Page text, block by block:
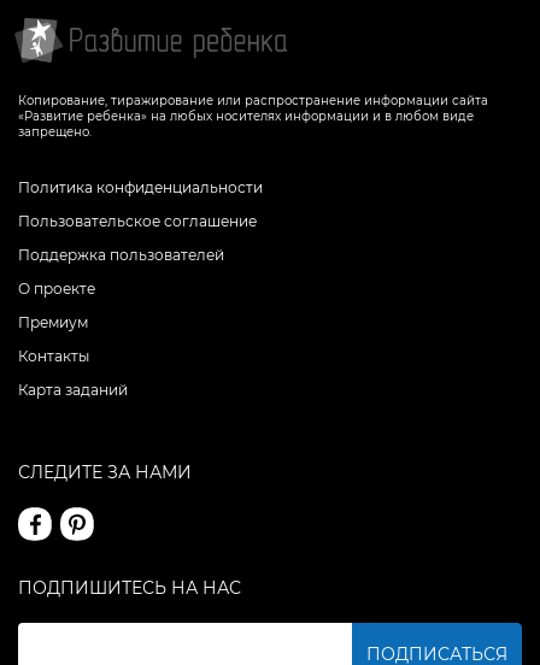
Копирование, тиражирование или распространение информации сайта
«Развитие ребенка» на любых носителях информации и в любом виде
запрещено.
Политика конфиденциальности
Пользовательское соглашение
Поддержка пользователей
О проекте
Премиум
Контакты
Карта заданий
СЛЕДИТЕ ЗА НАМИ
ПОДПИШИТЕСЬ НА НАС
ПОДПИСАТЬСЯ